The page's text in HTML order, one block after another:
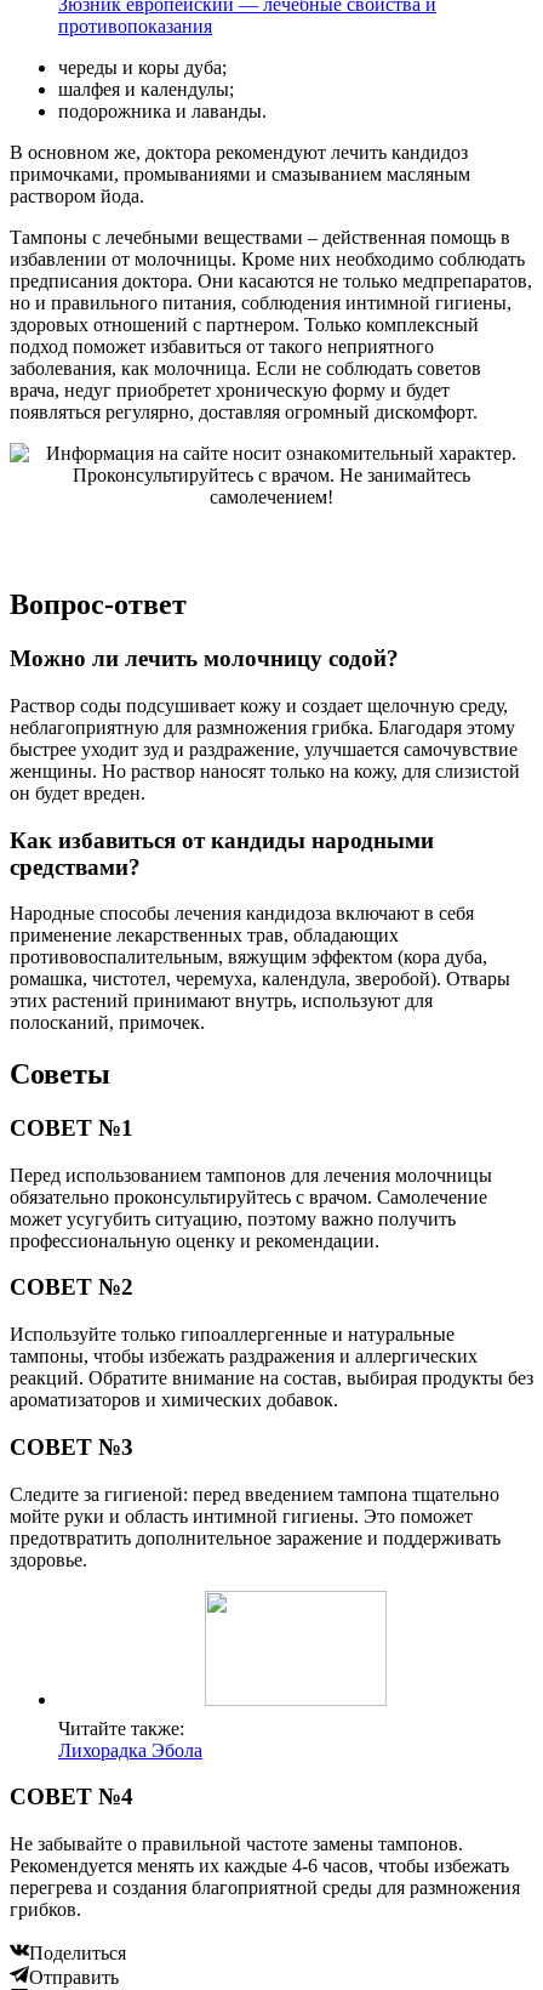
Зюзник европейский — лечебные свойства и
противопоказания
череды и коры дуба;
шалфея и календулы;
подорожника и лаванды.
В основном же, доктора рекомендуют лечить кандидоз
примочками, промываниями и смазыванием масляным
раствором йода.
Тампоны с лечебными веществами – действенная помощь в
избавлении от молочницы. Кроме них необходимо соблюдать
предписания доктора. Они касаются не только медпрепаратов,
но и правильного питания, соблюдения интимной гигиены,
здоровых отношений с партнером. Только комплексный
подход поможет избавиться от такого неприятного
заболевания, как молочница. Если не соблюдать советов
врача, недуг приобретет хроническую форму и будет
появляться регулярно, доставляя огромный дискомфорт.
Вопрос-ответ
Можно ли лечить молочницу содой?
Раствор соды подсушивает кожу и создает щелочную среду,
неблагоприятную для размножения грибка. Благодаря этому
быстрее уходит зуд и раздражение, улучшается самочувствие
женщины. Но раствор наносят только на кожу, для слизистой
он будет вреден.
Как избавиться от кандиды народными
средствами?
Народные способы лечения кандидоза включают в себя
применение лекарственных трав, обладающих
противовоспалительным, вяжущим эффектом (кора дуба,
ромашка, чистотел, черемуха, календула, зверобой). Отвары
этих растений принимают внутрь, используют для
полосканий, примочек.
Советы
СОВЕТ №1
Перед использованием тампонов для лечения молочницы
обязательно проконсультируйтесь с врачом. Самолечение
может усугубить ситуацию, поэтому важно получить
профессиональную оценку и рекомендации.
СОВЕТ №2
Используйте только гипоаллергенные и натуральные
тампоны, чтобы избежать раздражения и аллергических
реакций. Обратите внимание на состав, выбирая продукты без
ароматизаторов и химических добавок.
СОВЕТ №3
Следите за гигиеной: перед введением тампона тщательно
мойте руки и область интимной гигиены. Это поможет
предотвратить дополнительное заражение и поддерживать
здоровье.
Читайте также:
Лихорадка Эбола
СОВЕТ №4
Не забывайте о правильной частоте замены тампонов.
Рекомендуется менять их каждые 4-6 часов, чтобы избежать
перегрева и создания благоприятной среды для размножения
грибков.
Поделиться
Отправить